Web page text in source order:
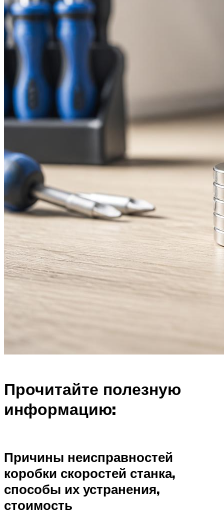
Прочитайте полезную
информацию:
Причины неисправностей
коробки скоростей станка,
способы их устранения,
стоимость